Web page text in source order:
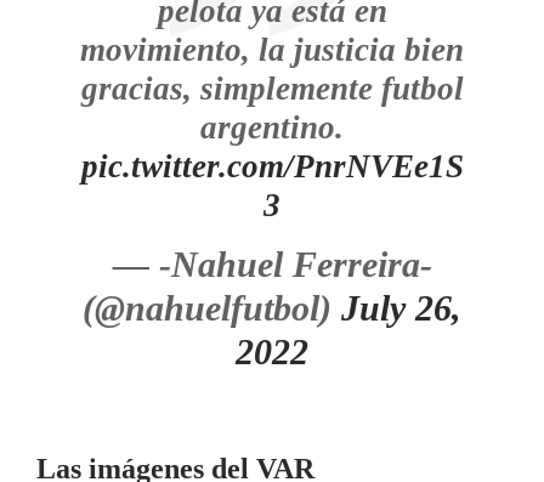
pelota ya está en
movimiento, la justicia bien
gracias, simplemente futbol
argentino.
pic.twitter.com/PnrNVEe1S
3
— -Nahuel Ferreira-
(@nahuelfutbol) July 26,
2022
Las imágenes del VAR